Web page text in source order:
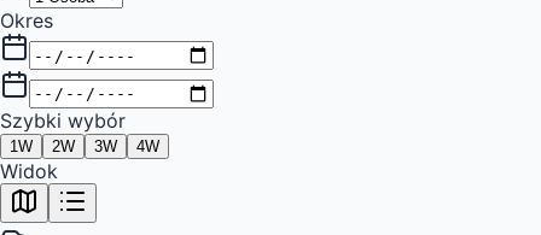
Okres
Szybki wybór
1 W 2W 3W 4W
Widok